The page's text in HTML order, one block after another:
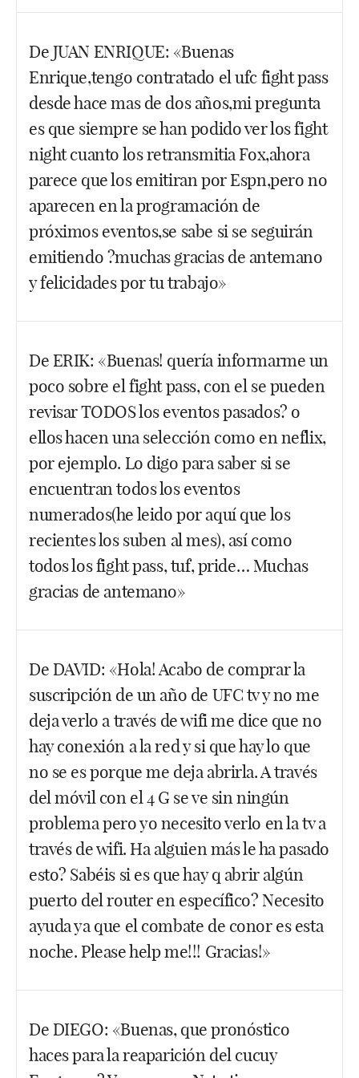
cambiado es que esos eventos principales los
puedes ver si te suscribes a DAZN. Hasta hace
nada la cuota al mes de DAZN era sobre 5 euros
así que ya puedes imaginar lo rentable que es
teniendo en cuenta que comprar un evento son
mínimo 3-4 veces más.
Facebook
Twitter
WhatsApp
De JUAN ENRIQUE: «Buenas
Enrique,tengo contratado el ufc fight pass
desde hace mas de dos años,mi pregunta
es que siempre se han podido ver los fight
night cuanto los retransmitia Fox,ahora
parece que los emitiran por Espn,pero no
aparecen en la programación de
próximos eventos,se sabe si se seguirán
emitiendo ?muchas gracias de antemano
y felicidades por tu trabajo»
saldremos de dudas con el Dillashaw vs Cejudo. Yo
supongo que el cambio no afectará porque sería
quitarle mucho valor a estar suscrito al Fight Pass.
Veremos.
Facebook
Twitter
WhatsApp
De ERIK: «Buenas! quería informarme un
poco sobre el fight pass, con el se pueden
revisar TODOS los eventos pasados? o
ellos hacen una selección como en neflix,
por ejemplo. Lo digo para saber si se
encuentran todos los eventos
numerados(he leido por aquí que los
recientes los suben al mes), así como
todos los fight pass, tuf, pride… Muchas
gracias de antemano»
archivo de todos los eventos pasados. Cualquier
pelea del UFC la encuentras. Normalmente puedes
ver todas las FIGHT NIGHTS en directo y van
colgando todos los contenidos de los programas
que el UFC hace (los TUF, Dana White’s
Contender Series…). Lo único que no entra en la
cuota son los eventos numerados importantes tipo
el pasado UFC229 (pasados 30 días ya los meten
gratuitos). Tienen archivos de otras compañías
disueltas (Strikeforce o Pride) y gracias a acuerdos
con otras empresas te permite ver eventos de otras
compañías actuales, como por ejemplo,
CageWarriors.
De DAVID: «Hola! Acabo de comprar la
suscripción de un año de UFC tv y no me
deja verlo a través de wifi me dice que no
hay conexión a la red y si que hay lo que
no se es porque me deja abrirla. A través
del móvil con el 4 G se ve sin ningún
problema pero yo necesito verlo en la tv a
través de wifi. Ha alguien más le ha pasado
esto? Sabéis si es que hay q abrir algún
puerto del router en específico? Necesito
ayuda ya que el combate de conor es esta
noche. Please help me!!! Gracias!»
sale en tu rescate, yo no tengo ni idea.
djluna1985@gmail.com
De DIEGO: «Buenas, que pronóstico
haces para la reaparición del cucuy